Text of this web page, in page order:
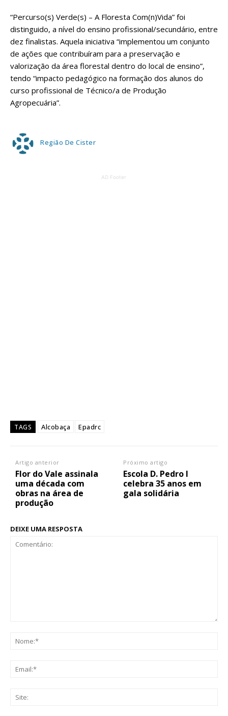
“Percurso(s) Verde(s) – A Floresta Com(n)Vida” foi
distinguido, a nível do ensino profissional/secundário, entre
dez finalistas. Aquela iniciativa “implementou um conjunto
de ações que contribuíram para a preservação e
valorização da área florestal dentro do local de ensino”,
tendo “impacto pedagógico na formação dos alunos do
curso profissional de Técnico/a de Produção
Agropecuária”.
Região De Cister
AD Footer
TAGS Alcobaça Epadrc
Artigo anterior
Flor do Vale assinala
uma década com
obras na área de
produção
Próximo artigo
Escola D. Pedro I
celebra 35 anos em
gala solidária
DEIXE UMA RESPOSTA